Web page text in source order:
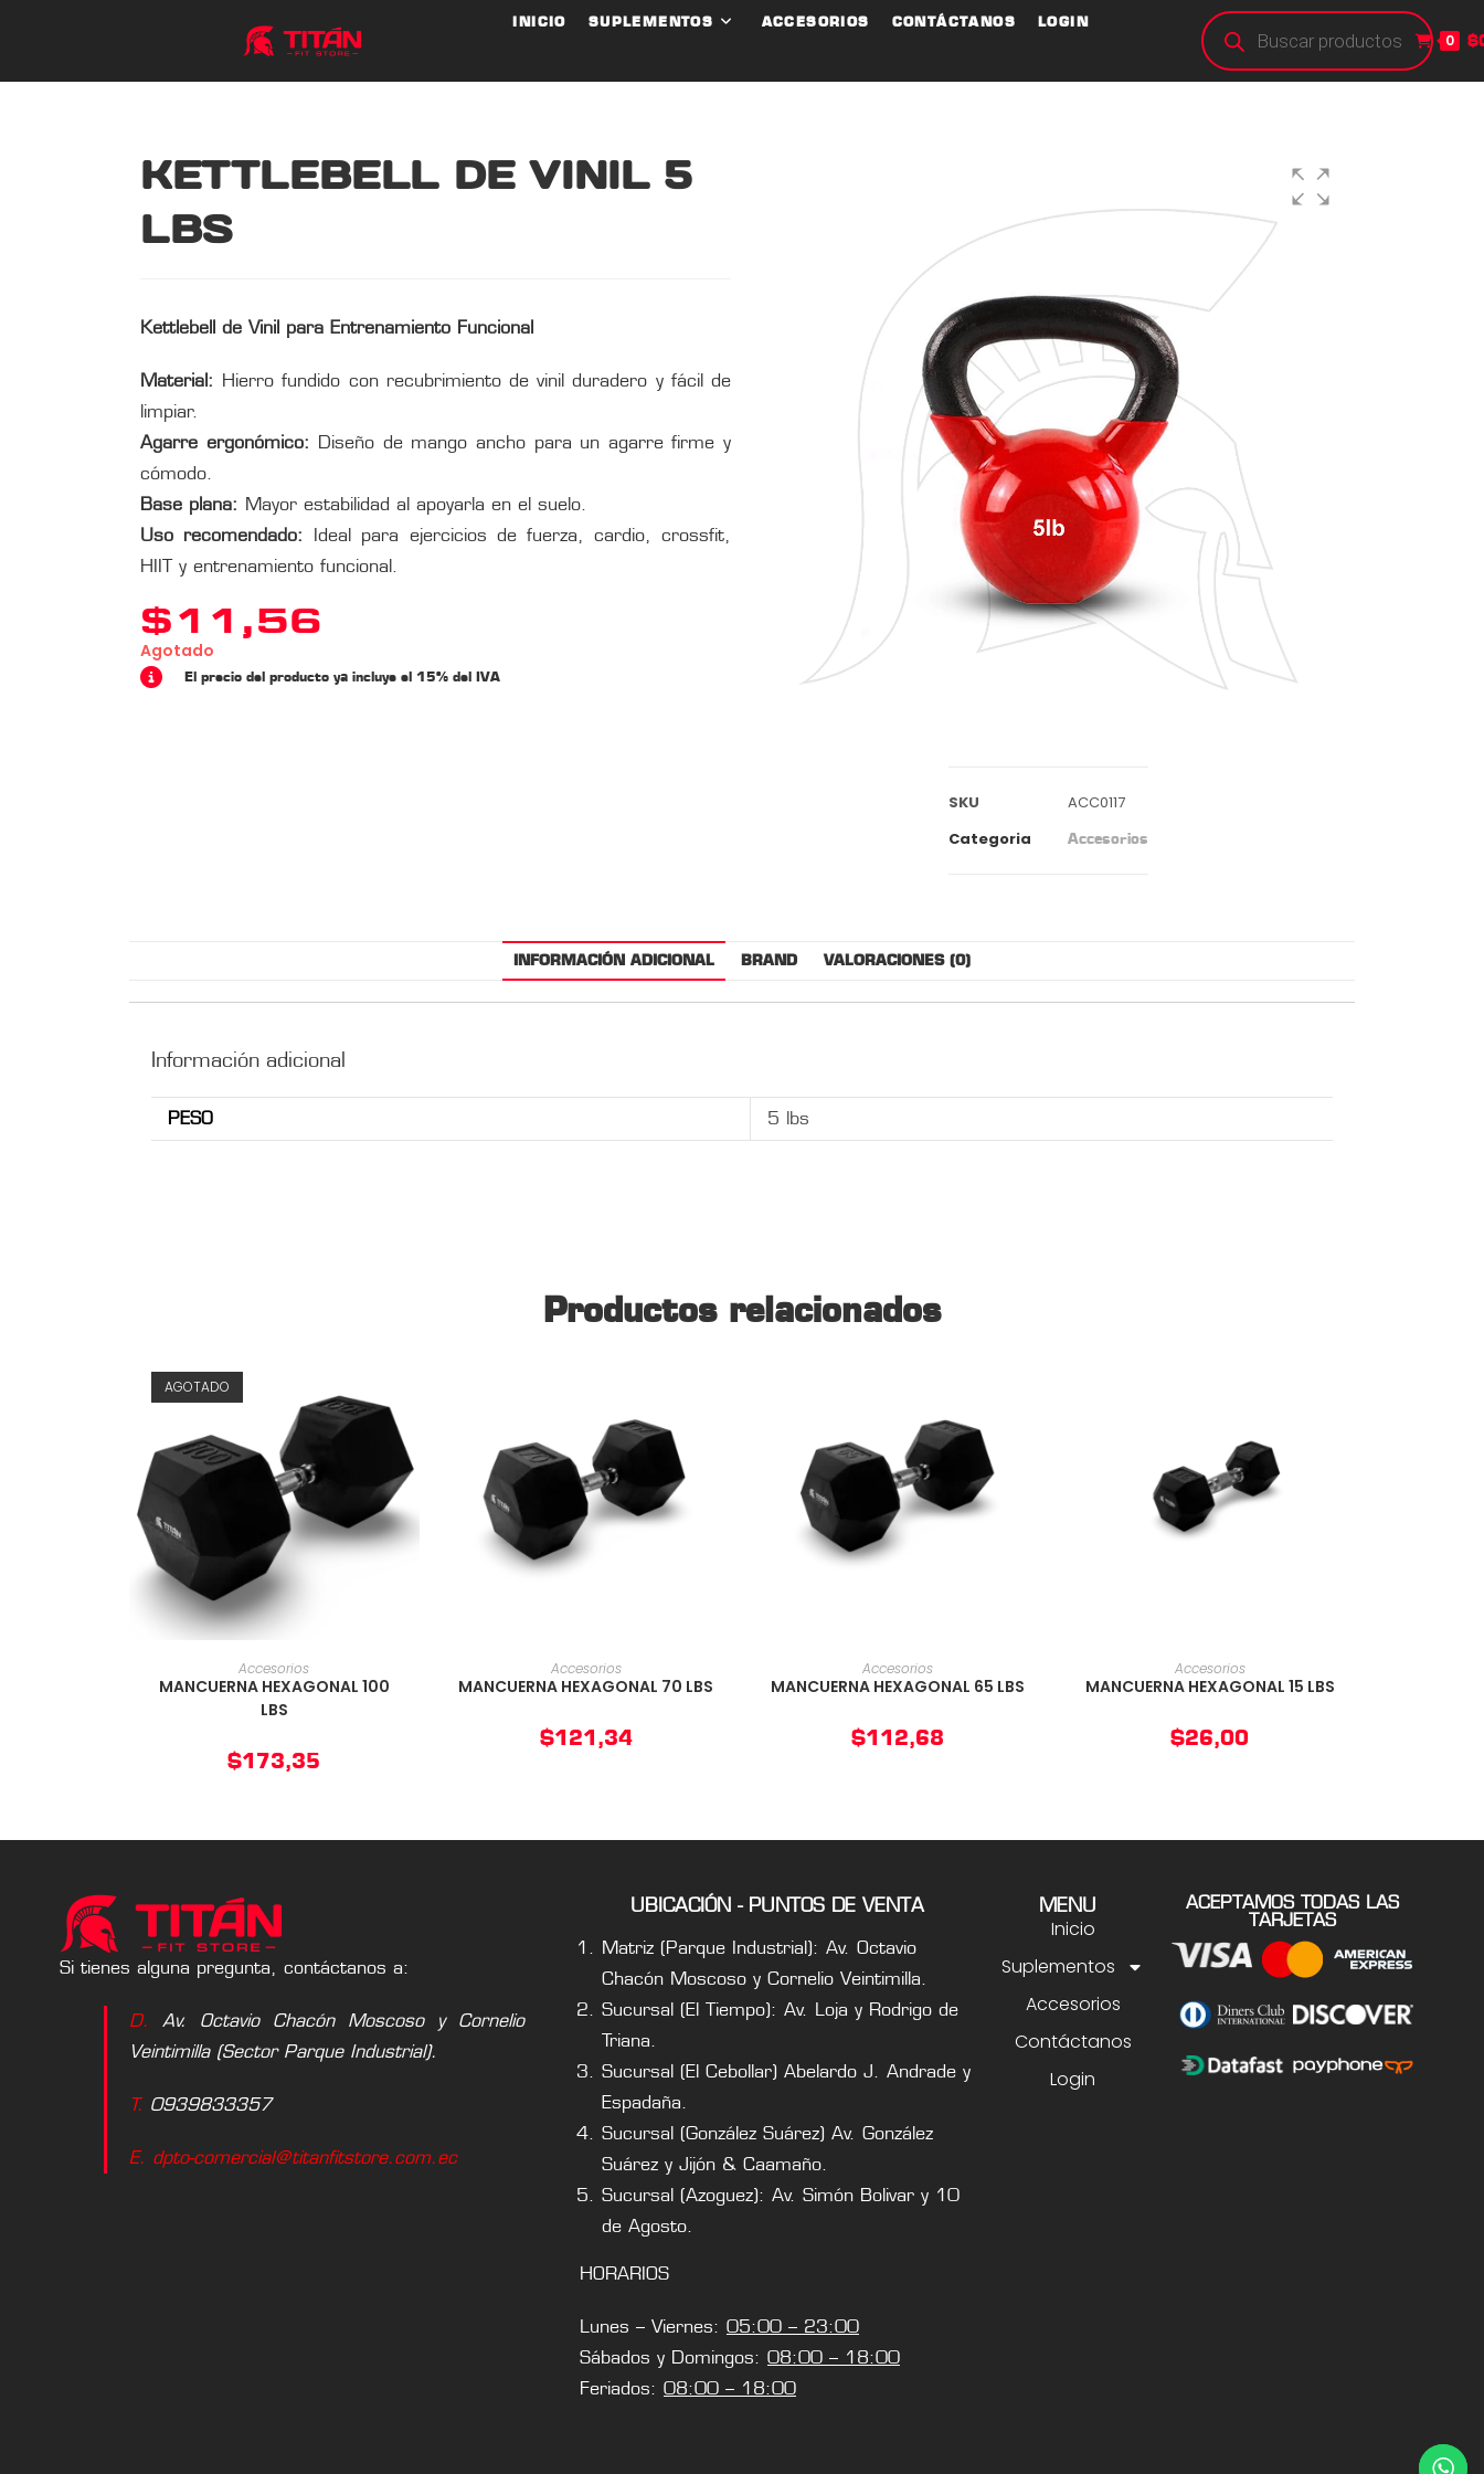
INICIO SUPLEMENTOS ACCESORIOS CONTÁCTANOS LOGIN
0 $
KETTLEBELL DE VINIL 5
LBS
Kettlebell de Vinil para Entrenamiento Funcional
Material: Hierro fundido con recubrimiento de vinil duradero y fácil de
limpiar.
Agarre ergonómico: Diseño de mango ancho para un agarre firme y
cómodo.
Base plana: Mayor estabilidad al apoyarla en el suelo.
Uso recomendado:
Ideal para ejercicios de fuerza, cardio, crossfit,
HIIT y entrenamiento funcional.
$11,56
Agotado
El precio del producto ya incluye el 15% del IVA
SKU
ACC0117
Categoria
Accesorios
INFORMACIÓN ADICIONAL BRAND VALORACIONES (0)
Información adicional
PESO 5 lbs
Productos relacionados
AGOTADO
AÑADIR AL CARRITO
Accesorios
MANCUERNA HEXAGONAL 100
LBS
$173,35
AÑADIR AL CARRITO
Accesorios
MANCUERNA HEXAGONAL 70 LBS
$121,34
AÑADIR AL CARRITO
Accesorios
MANCUERNA HEXAGONAL 65 LBS
$112,68
AÑADIR AL CARRITO
Accesorios
MANCUERNA HEXAGONAL 15 LBS
$26,00
Si tienes alguna pregunta, contáctanos a:
D. Av. Octavio Chacón Moscoso y Cornelio
Veintimilla (Sector Parque Industrial).
T. 0939833357
E. dpto-comercial@titanfitstore.com.ec
UBICACIÓN - PUNTOS DE VENTA
Matriz (Parque Industrial): Av. Octavio
Chacón Moscoso y Cornelio Veintimilla.
Sucursal (El Tiempo): Av. Loja y Rodrigo de
Triana.
Sucursal (El Cebollar) Abelardo J. Andrade y
Espadaña.
Sucursal (González Suárez) Av. González
Suárez y Jijón & Caamaño.
Sucursal (Azoguez): Av. Simón Bolivar y 10
de Agosto.
HORARIOS
Lunes – Viernes: 05:00 – 23:00
Sábados y Domingos: 08:00 – 18:00
Feriados: 08:00 – 18:00
MENU
Inicio
Suplementos
Accesorios
Contáctanos
Login
ACEPTAMOS TODAS LAS
TARJETAS